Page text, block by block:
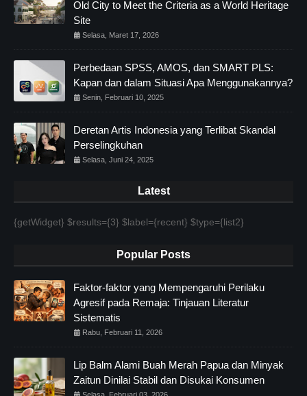
Old City to Meet the Criteria as a World Heritage
Site
Selasa, Maret 17, 2026
Perbedaan SPSS, AMOS, dan SMART PLS:
Kapan dan dalam Situasi Apa Menggunakannya?
Senin, Februari 10, 2025
Deretan Artis Indonesia yang Terlibat Skandal
Perselingkuhan
Selasa, Juni 24, 2025
Latest
{getWidget} $results={3} $label={recent} $type={list2}
Popular Posts
Faktor-faktor yang Mempengaruhi Perilaku
Agresif pada Remaja: Tinjauan Literatur
Sistematis
Rabu, Februari 11, 2026
Lip Balm Alami Buah Merah Papua dan Minyak
Zaitun Dinilai Stabil dan Disukai Konsumen